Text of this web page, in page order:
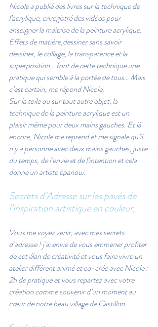
Nicole a publié des livres sur la technique de
l’acrylique, enregistré des vidéos pour
enseigner la maîtrise de la peinture acrylique.
Effets de matière,dessiner sans savoir
dessiner, le collage, la transparence et la
superposition… font de cette technique une
pratique qui semble à la portée de tous… Mais
c’est certain, me répond Nicole.
Sur la toile ou sur tout autre objet, la
technique de la peinture acrylique est un
plaisir même pour deux mains gauches. Et là
encore, Nicole me reprend et me signale qu’il
n’y a personne avec deux mains gauches, juste
du temps, de l’envie et de l’intention et cela
donne un artiste épanoui.
Secrets d’Adresse sur les pavés de
l’inspiration artistique en couleur,
Vous me voyez venir, avec mes secrets
d’adresse ! j’ai envie de vous emmener profiter
de cet élan de créativité et vous faire vivre un
atelier différent animé et co-crée avec Nicole :
2h de pratique et vous repartez avec votre
création comme souvenir d’un moment au
cœur de notre beau village de Castillon.